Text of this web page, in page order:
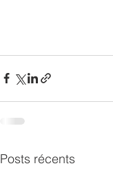
Posts récents